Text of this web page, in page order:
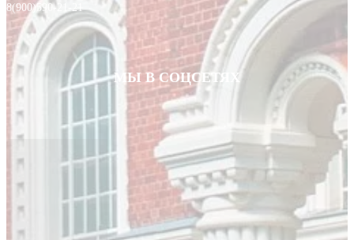
8(900)590-21-21
МЫ В СОЦСЕТЯХ